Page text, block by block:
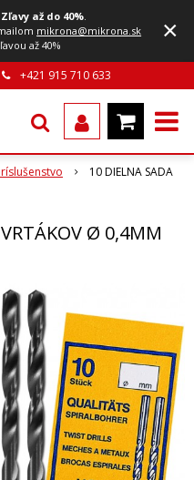
až do 40%.
mikrona@mikrona.sk
až 40%
×
+421 915 710 633
10 DIELNA SADA
Ø 0,4MM